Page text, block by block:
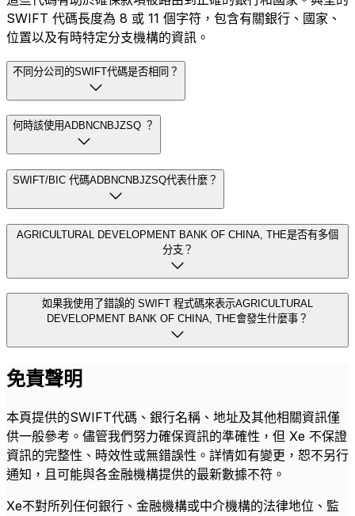
SWIFT 代碼長度為 8 或 11 個字符，包含有關銀行、國家、
位置以及有時特定分支機構的資訊。
不同分公司的SWIFT代碼是否相同？
何時該使用ADBNCNBJZSQ ？
SWIFT/BIC 代碼ADBNCNBJZSQ代表什麼？
AGRICULTURAL DEVELOPMENT BANK OF CHINA, THE是否有多個
分支？
如果我使用了錯誤的 SWIFT 程式碼來表示AGRICULTURAL
DEVELOPMENT BANK OF CHINA, THE會發生什麼事？
免責聲明
本頁提供的SWIFT代碼、銀行名稱、地址及其他相關資訊僅
供一般參考。儘管我們努力確保資訊的準確性，但 Xe 不保證
資訊的完整性、時效性或無錯誤性。詳情如有變更，恕不另行
通知，且可能與各金融機構提供的最新數據不符。
Xe不對所列任何銀行、金融機構或中介機構的法律地位、監